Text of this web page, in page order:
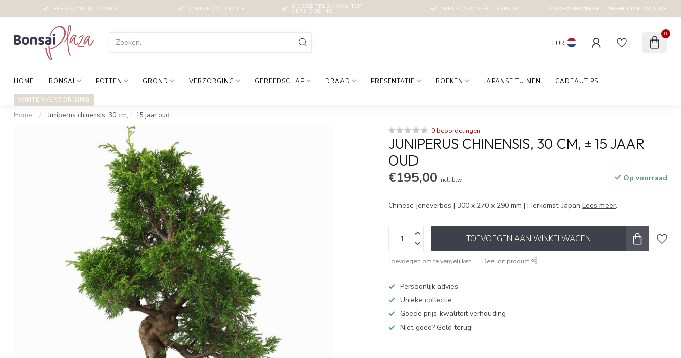
PERSOONLIJK ADVIES UNIEKE COLLECTIE GOEDE PRIJS-KWALITEIT
VERHOUDING NIET GOED? GELD TERUG! CADEAUBONNEN NEEM CONTACT OP
EUR
0
HOME BONSAI POTTEN GROND VERZORGING GEREEDSCHAP DRAAD PRESENTATIE BOEKEN JAPANSE TUINEN CADEAUTIPS
WINTERVERZORGING
Home / Juniperus chinensis, 30 cm, ± 15 jaar oud
0 beoordelingen
JUNIPERUS CHINENSIS, 30 CM, ± 15 JAAR
OUD
€195,00 Incl. btw Op voorraad
Chinese jeneverbes | 300 x 270 x 290 mm | Herkomst: JapanLees meer.
TOEVOEGEN AAN WINKELWAGEN
Toevoegen om te vergelijken Deel dit product
Persoonlijk advies
Unieke collectie
Goede prijs-kwaliteit verhouding
Niet goed? Geld terug!